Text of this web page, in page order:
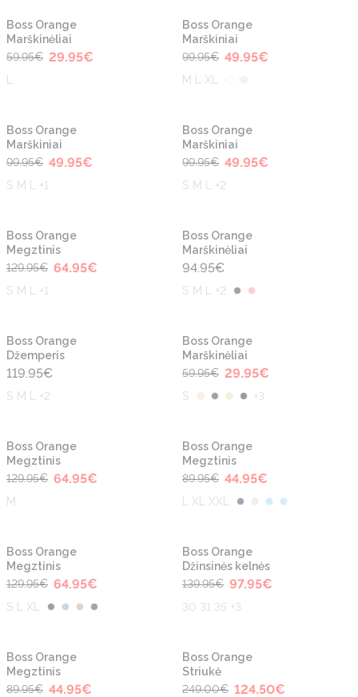
-50%
Boss Orange
Marškinėliai
59.95€ 29.95€
-50%
Boss Orange
Marškiniai
99.95€ 49.95€
M L XL
-50%
Boss Orange
Marškiniai
99.95€ 49.95€
S M L +1
-50%
Boss Orange
Marškiniai
99.95€ 49.95€
S M L +2
-50%
Boss Orange
Megztinis
129.95€ 64.95€
S M L +1
Boss Orange
Marškinėliai
94.95€
S M L +2
Boss Orange
Džemperis
119.95€
S M L +2
-50%
Boss Orange
Marškinėliai
59.95€ 29.95€
S +3
-50%
Boss Orange
Megztinis
129.95€ 64.95€
M
-50%
Boss Orange
Megztinis
89.95€ 44.95€
L XL XXL
-50%
Boss Orange
Megztinis
129.95€ 64.95€
S L XL
-30%
Boss Orange
Džinsinės kelnės
139.95€ 97.95€
30 31 35 +3
-50%
Boss Orange
Megztinis
89.95€ 44.95€
-50%
Boss Orange
Striukė
249.00€ 124.50€